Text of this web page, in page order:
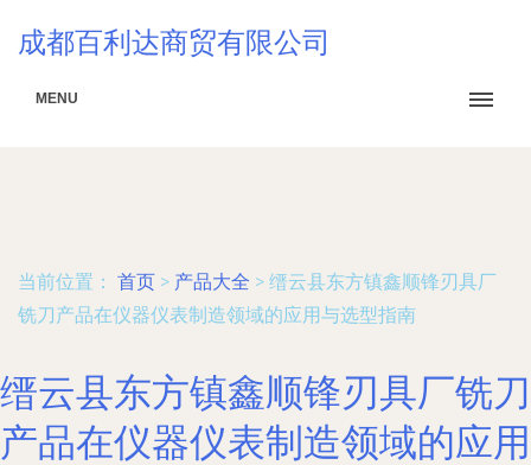
成都百利达商贸有限公司
MENU
当前位置： 首页 > 产品大全 > 缙云县东方镇鑫顺锋刃具厂
铣刀产品在仪器仪表制造领域的应用与选型指南
缙云县东方镇鑫顺锋刃具厂铣刀
产品在仪器仪表制造领域的应用